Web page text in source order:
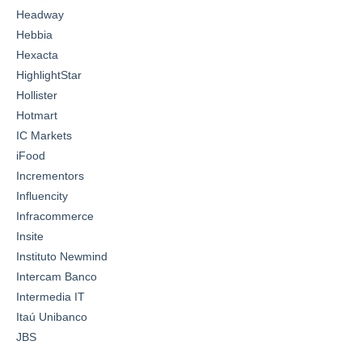
Headway
Hebbia
Hexacta
HighlightStar
Hollister
Hotmart
IC Markets
iFood
Incrementors
Influencity
Infracommerce
Insite
Instituto Newmind
Intercam Banco
Intermedia IT
Itaú Unibanco
JBS